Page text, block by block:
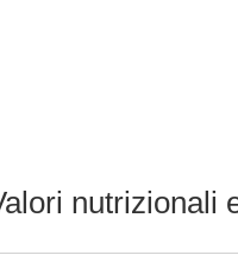
nutrizionali